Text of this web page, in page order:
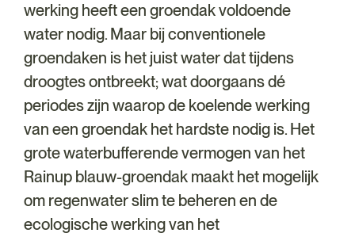
werking heeft een groendak voldoende
water nodig. Maar bij conventionele
groendaken is het juist water dat tijdens
droogtes ontbreekt; wat doorgaans dé
periodes zijn waarop de koelende werking
van een groendak het hardste nodig is. Het
grote waterbufferende vermogen van het
Rainup blauw-groendak maakt het mogelijk
om regenwater slim te beheren en de
ecologische werking van het